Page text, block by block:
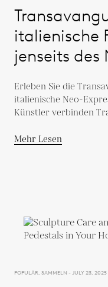
italienische
jenseits des
Erleben Sie die
italienische Neo-
Künstler verbinden
Mehr Lesen
POPULÄR, SAMMELN - JULY 23, 2025